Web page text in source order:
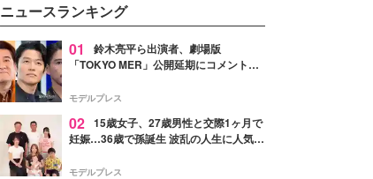
性を秘めた、革新的な「Water
Capturing Skin（ウォーターキャ
プチャリングスキン：捕水肌）」
技術を、花王が構築した。
ニュースランキング
01
鈴木亮平ら出演者、劇場版
「TOKYO MER」公開延期にコメント
最大の敬意とエールを」
モデルプレス
02 15歳女子、27歳男性と交際1ヶ月で
妊娠…36歳で孫誕生 波乱の人生に人気タ
よ！」
モデルプレス